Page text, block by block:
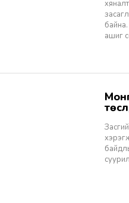
ашиг
Монгол Улсын Засгийн газар болон Улаанбаатар хотын мега